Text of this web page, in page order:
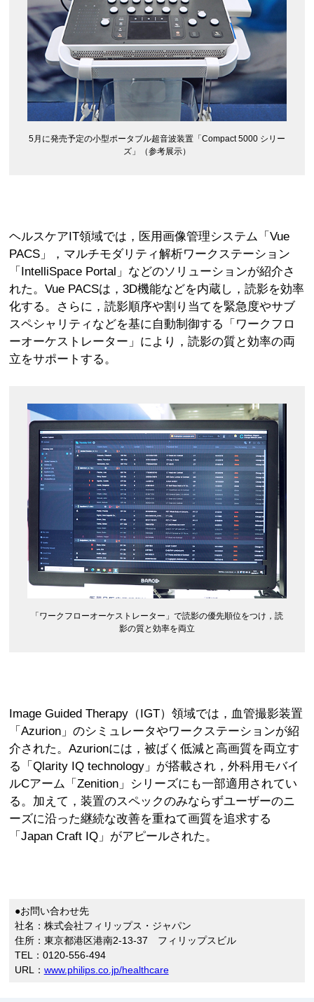
5月に発売予定の小型ポータブル超音波装置「Compact 5000 シリー
ズ」（参考展示）
ヘルスケアIT領域では，医用画像管理システム「Vue
PACS」，マルチモダリティ解析ワークステーション
「IntelliSpace Portal」などのソリューションが紹介さ
れた。Vue PACSは，3D機能などを内蔵し，読影を効率
化する。さらに，読影順序や割り当てを緊急度やサブ
スペシャリティなどを基に自動制御する「ワークフロ
ーオーケストレーター」により，読影の質と効率の両
立をサポートする。
「ワークフローオーケストレーター」で読影の優先順位をつけ，読
影の質と効率を両立
Image Guided Therapy（IGT）領域では，血管撮影装置
「Azurion」のシミュレータやワークステーションが紹
介された。Azurionには，被ばく低減と高画質を両立す
る「Qlarity IQ technology」が搭載され，外科用モバイ
ルCアーム「Zenition」シリーズにも一部適用されてい
る。加えて，装置のスペックのみならずユーザーのニ
ーズに沿った継続な改善を重ねて画質を追求する
「Japan Craft IQ」がアピールされた。
●お問い合わせ先
社名：株式会社フィリップス・ジャパン
住所：東京都港区港南2-13-37 フィリップスビル
TEL：0120-556-494
URL： www.philips.co.jp/healthcare